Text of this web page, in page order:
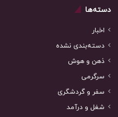
دسته‌ها
اخبار
دسته‌بندی نشده
ذهن و هوش
سرگرمی
سفر و گردشگری
شغل و درآمد